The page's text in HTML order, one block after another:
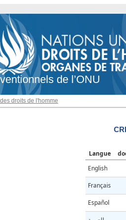
de l’ONU
droits de l'homme
Langue
English
Français
Español